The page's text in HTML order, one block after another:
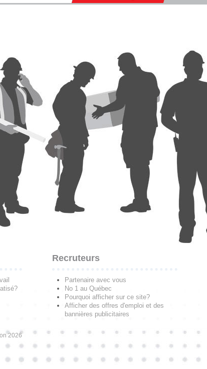
Recruteurs
Partenaire avec vous
No 1 au Québec
Pourquoi afficher sur ce site?
Afficher des offres d'emploi et des
bannières publicitaires
2026